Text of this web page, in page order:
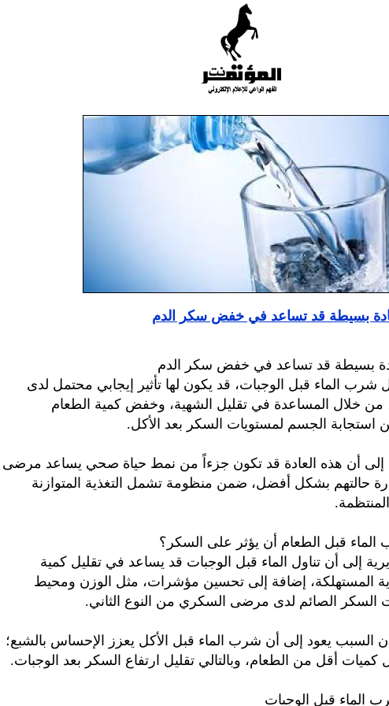
بسيطة قد تساعد في خفض سكر الدم
بسيطة قد تساعد في خفض سكر الدم
شرب الماء قبل الوجبات، قد يكون لها تأثير إيجابي محتمل لدى
خلال المساعدة في تقليل الشهية، وخفض كمية الطعام
استجابة الجسم لمستويات السكر بعد الأكل.
إلى أن هذه العادة قد تكون جزءاً من نمط حياة صحي يساعد مرضى
حالتهم بشكل أفضل، ضمن منظومة تشمل التغذية المتوازنة
قبل الطعام أن يؤثر على السكر؟
إلى أن تناول الماء قبل الوجبات قد يساعد في تقليل كمية
المستهلكة، إضافة إلى تحسين مؤشرات، مثل الوزن ومحيط
السكر الصائم لدى مرضى السكري من النوع الثاني.
السبب يعود إلى أن شرب الماء قبل الأكل يعزز الإحساس بالشبع؛
كميات أقل من الطعام، وبالتالي تقليل ارتفاع السكر بعد الوجبات.
الماء قبل الوجبات